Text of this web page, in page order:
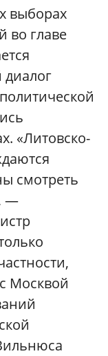
выборах
во главе
«Литовско-
смотреть
—
Москвой